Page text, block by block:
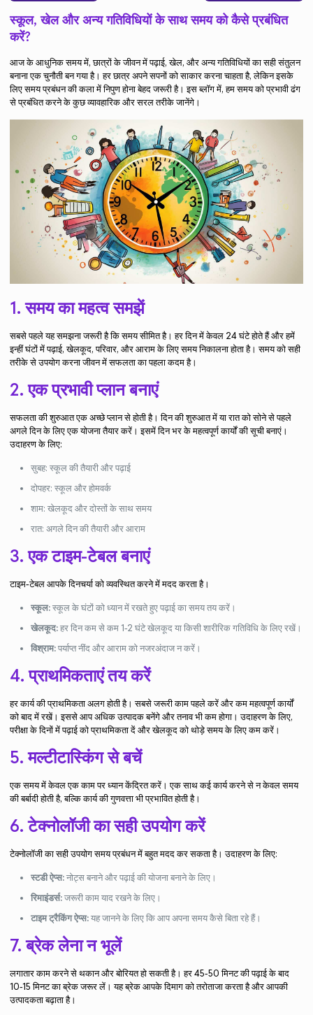
स्कूल, खेल और अन्य गतिविधियों के साथ समय को कैसे प्रबंधित
करें?
आज के आधुनिक समय में, छात्रों के जीवन में पढ़ाई, खेल, और अन्य गतिविधियों का सही संतुलन
बनाना एक चुनौती बन गया है। हर छात्र अपने सपनों को साकार करना चाहता है, लेकिन इसके
लिए समय प्रबंधन की कला में निपुण होना बेहद जरूरी है। इस ब्लॉग में, हम समय को प्रभावी ढंग
से प्रबंधित करने के कुछ व्यावहारिक और सरल तरीके जानेंगे।
1. समय का महत्व समझें
सबसे पहले यह समझना जरूरी है कि समय सीमित है। हर दिन में केवल 24 घंटे होते हैं और हमें
इन्हीं घंटों में पढ़ाई, खेलकूद, परिवार, और आराम के लिए समय निकालना होता है। समय को सही
तरीके से उपयोग करना जीवन में सफलता का पहला कदम है।
2. एक प्रभावी प्लान बनाएं
सफलता की शुरुआत एक अच्छे प्लान से होती है। दिन की शुरुआत में या रात को सोने से पहले
अगले दिन के लिए एक योजना तैयार करें। इसमें दिन भर के महत्वपूर्ण कार्यों की सूची बनाएं।
उदाहरण के लिए:
सुबह: स्कूल की तैयारी और पढ़ाई
दोपहर: स्कूल और होमवर्क
शाम: खेलकूद और दोस्तों के साथ समय
रात: अगले दिन की तैयारी और आराम
3. एक टाइम-टेबल बनाएं
टाइम-टेबल आपके दिनचर्या को व्यवस्थित करने में मदद करता है।
स्कूल:स्कूल के घंटों को ध्यान में रखते हुए पढ़ाई का समय तय करें।
खेलकूद:हर दिन कम से कम 1-2 घंटे खेलकूद या किसी शारीरिक गतिविधि के लिए रखें।
विश्राम:पर्याप्त नींद और आराम को नजरअंदाज न करें।
4. प्राथमिकताएं तय करें
हर कार्य की प्राथमिकता अलग होती है। सबसे जरूरी काम पहले करें और कम महत्वपूर्ण कार्यों
को बाद में रखें। इससे आप अधिक उत्पादक बनेंगे और तनाव भी कम होगा। उदाहरण के लिए,
परीक्षा के दिनों में पढ़ाई को प्राथमिकता दें और खेलकूद को थोड़े समय के लिए कम करें।
5. मल्टीटास्किंग से बचें
एक समय में केवल एक काम पर ध्यान केंद्रित करें। एक साथ कई कार्य करने से न केवल समय
की बर्बादी होती है, बल्कि कार्य की गुणवत्ता भी प्रभावित होती है।
6. टेक्नोलॉजी का सही उपयोग करें
टेक्नोलॉजी का सही उपयोग समय प्रबंधन में बहुत मदद कर सकता है। उदाहरण के लिए:
स्टडी ऐप्स:नोट्स बनाने और पढ़ाई की योजना बनाने के लिए।
रिमाइंडर्स:जरूरी काम याद रखने के लिए।
टाइम ट्रैकिंग ऐप्स:यह जानने के लिए कि आप अपना समय कैसे बिता रहे हैं।
7. ब्रेक लेना न भूलें
लगातार काम करने से थकान और बोरियत हो सकती है। हर 45-50 मिनट की पढ़ाई के बाद
10-15 मिनट का ब्रेक जरूर लें। यह ब्रेक आपके दिमाग को तरोताजा करता है और आपकी
उत्पादकता बढ़ाता है।